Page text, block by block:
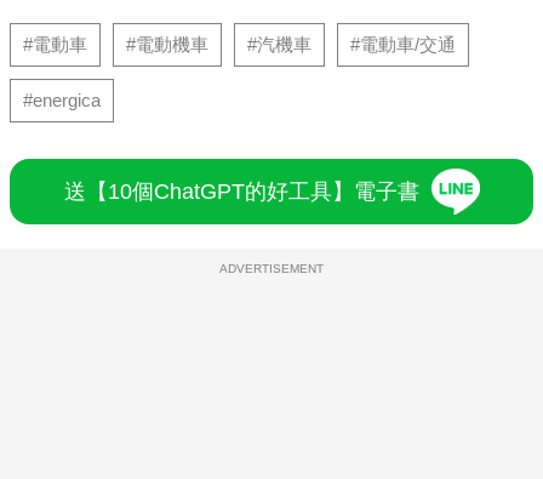
#電動車 #電動機車 #汽機車 #電動車/交通
#energica
送【10個ChatGPT的好工具】電子書
ADVERTISEMENT